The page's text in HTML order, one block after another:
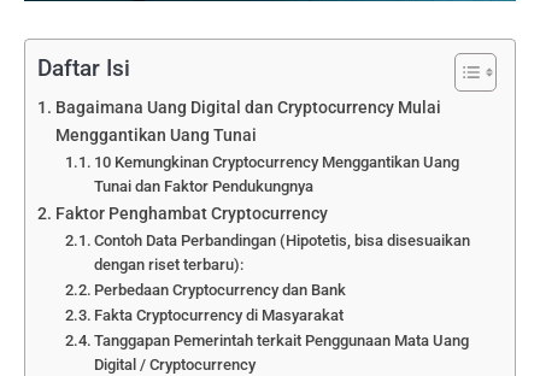
Daftar Isi
Bagaimana Uang Digital dan Cryptocurrency Mulai
Menggantikan Uang Tunai
10 Kemungkinan Cryptocurrency Menggantikan Uang
Tunai dan Faktor Pendukungnya
Faktor Penghambat Cryptocurrency
Contoh Data Perbandingan (Hipotetis, bisa disesuaikan
dengan riset terbaru):
Perbedaan Cryptocurrency dan Bank
Fakta Cryptocurrency di Masyarakat
Tanggapan Pemerintah terkait Penggunaan Mata Uang
Digital / Cryptocurrency